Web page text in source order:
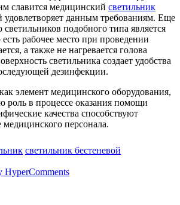
славится медицинский светильник
удовлетворяет данным требованиям. Еще
подобного типа является
рабочее место при проведении
а также не нагревается голова
светильника создает удобства
дезинфекции.
элемент медицинского оборудования,
роль в процессе оказания помощи
качества способствуют
персонала.
светильник бестеневой
HyperComments